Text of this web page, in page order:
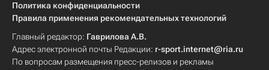
Политика конфиденциальности
Правила применения рекомендательных технологий
Главный редактор: Гаврилова А.В.
Адрес электронной почты Редакции: r-sport.internet@ria.ru
По вопросам размещения пресс-релизов и рекламы